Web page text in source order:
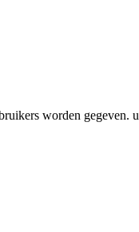
worden gegeven.